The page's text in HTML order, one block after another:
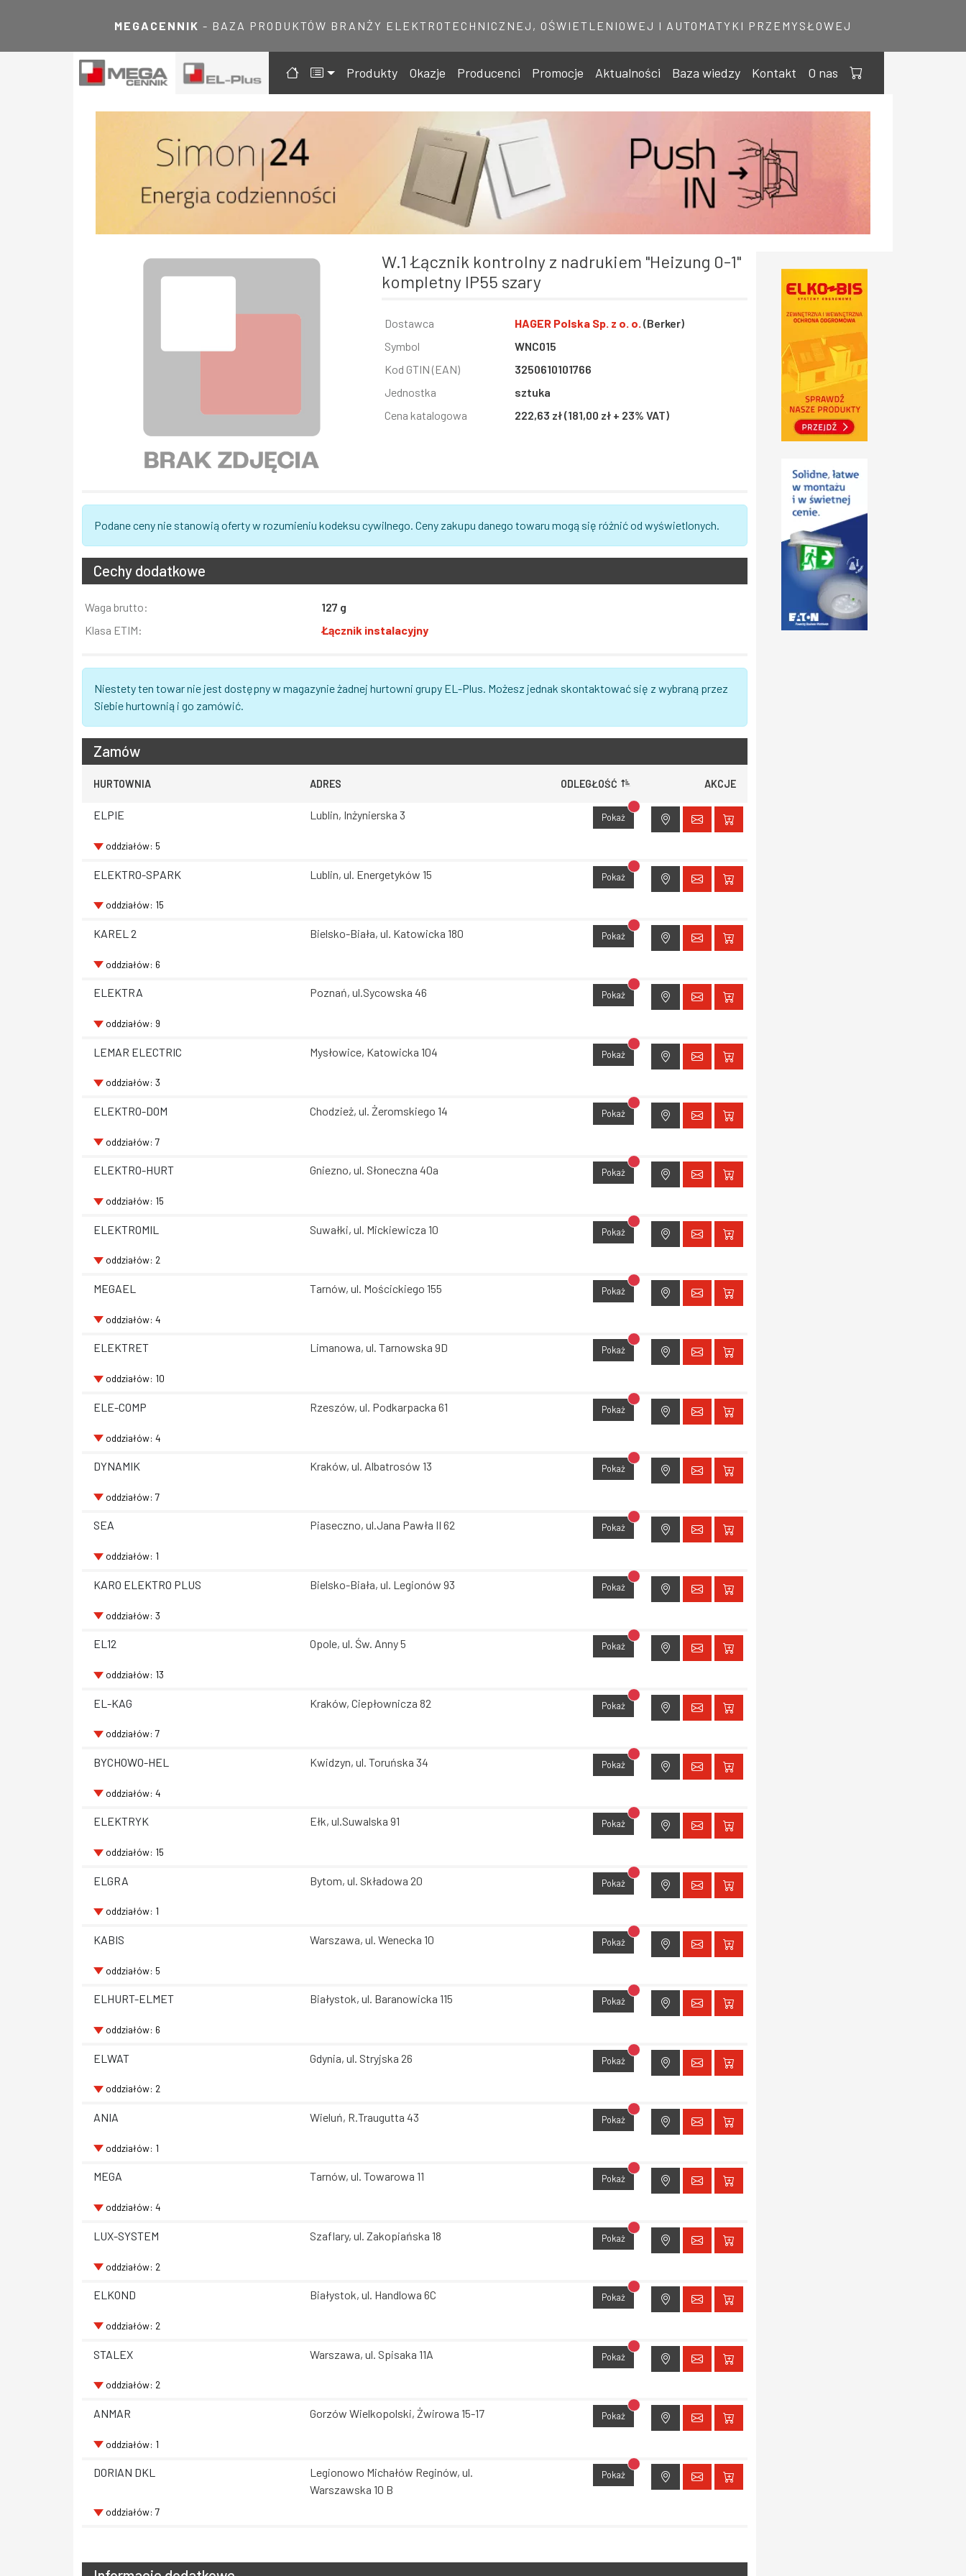
MEGACENNIK - BAZA PRODUKTÓW BRANŻY ELEKTROTECHNICZNEJ, OŚWIETLENIOWEJ I AUTOMATYKI PRZEMYSŁOWEJ
Produkty Okazje Producenci Promocje Aktualności Baza wiedzy Kontakt O nas
W.1 Łącznik kontrolny z nadrukiem "Heizung 0-1"
kompletny IP55 szary
Informacja
Wartość
Dostawca HAGER Polska Sp. z o. o. (Berker)
Symbol
WNC015
Kod GTIN (EAN)
3250610101766
Jednostka
sztuka
Cena katalogowa
222,63 zł (181,00 zł + 23% VAT)
Podane ceny nie stanowią oferty w rozumieniu kodeksu cywilnego. Ceny zakupu danego towaru mogą się różnić od wyświetlonych.
Cechy dodatkowe
Informacja
Wartość
Waga brutto:
127 g
Klasa ETIM:
Łącznik instalacyjny
Niestety ten towar nie jest dostępny w magazynie żadnej hurtowni grupy EL-Plus. Możesz jednak skontaktować się z wybraną przez
Siebie hurtownią i go zamówić.
Zamów
HURTOWNIA ADRES ODLEGŁOŚĆ AKCJE
ELPIE Lublin, Inżynierska 3 Pokaż Brak dostępu do lokalizacji
oddziałów: 5
ELEKTRO-SPARK Lublin, ul. Energetyków 15 Pokaż Brak dostępu do lokalizacji
oddziałów: 15
KAREL 2 Bielsko-Biała, ul. Katowicka 180 Pokaż Brak dostępu do lokalizacji
oddziałów: 6
ELEKTRA Poznań, ul.Sycowska 46 Pokaż Brak dostępu do lokalizacji
oddziałów: 9
LEMAR ELECTRIC Mysłowice, Katowicka 104 Pokaż Brak dostępu do lokalizacji
oddziałów: 3
ELEKTRO-DOM Chodzież, ul. Żeromskiego 14 Pokaż Brak dostępu do lokalizacji
oddziałów: 7
ELEKTRO-HURT Gniezno, ul. Słoneczna 40a Pokaż Brak dostępu do lokalizacji
oddziałów: 15
ELEKTROMIL Suwałki, ul. Mickiewicza 10 Pokaż Brak dostępu do lokalizacji
oddziałów: 2
MEGAEL Tarnów, ul. Mościckiego 155 Pokaż Brak dostępu do lokalizacji
oddziałów: 4
ELEKTRET Limanowa, ul. Tarnowska 9D Pokaż Brak dostępu do lokalizacji
oddziałów: 10
ELE-COMP Rzeszów, ul. Podkarpacka 61 Pokaż Brak dostępu do lokalizacji
oddziałów: 4
DYNAMIK Kraków, ul. Albatrosów 13 Pokaż Brak dostępu do lokalizacji
oddziałów: 7
SEA Piaseczno, ul.Jana Pawła II 62 Pokaż Brak dostępu do lokalizacji
oddziałów: 1
KARO ELEKTRO PLUS Bielsko-Biała, ul. Legionów 93 Pokaż Brak dostępu do lokalizacji
oddziałów: 3
EL12 Opole, ul. Św. Anny 5 Pokaż Brak dostępu do lokalizacji
oddziałów: 13
EL-KAG Kraków, Ciepłownicza 82 Pokaż Brak dostępu do lokalizacji
oddziałów: 7
BYCHOWO-HEL Kwidzyn, ul. Toruńska 34 Pokaż Brak dostępu do lokalizacji
oddziałów: 4
ELEKTRYK Ełk, ul.Suwalska 91 Pokaż Brak dostępu do lokalizacji
oddziałów: 15
ELGRA Bytom, ul. Składowa 20 Pokaż Brak dostępu do lokalizacji
oddziałów: 1
KABIS Warszawa, ul. Wenecka 10 Pokaż Brak dostępu do lokalizacji
oddziałów: 5
ELHURT-ELMET Białystok, ul. Baranowicka 115 Pokaż Brak dostępu do lokalizacji
oddziałów: 6
ELWAT Gdynia, ul. Stryjska 26 Pokaż Brak dostępu do lokalizacji
oddziałów: 2
ANIA Wieluń, R.Traugutta 43 Pokaż Brak dostępu do lokalizacji
oddziałów: 1
MEGA Tarnów, ul. Towarowa 11 Pokaż Brak dostępu do lokalizacji
oddziałów: 4
LUX-SYSTEM Szaflary, ul. Zakopiańska 18 Pokaż Brak dostępu do lokalizacji
oddziałów: 2
ELKOND Białystok, ul. Handlowa 6C Pokaż Brak dostępu do lokalizacji
oddziałów: 2
STALEX Warszawa, ul. Spisaka 11A Pokaż Brak dostępu do lokalizacji
oddziałów: 2
ANMAR Gorzów Wielkopolski, Żwirowa 15-17 Pokaż Brak dostępu do lokalizacji
oddziałów: 1
DORIAN DKL
Legionowo Michałów Reginów, ul.
Warszawska 10 B
Pokaż Brak dostępu do lokalizacji
oddziałów: 7